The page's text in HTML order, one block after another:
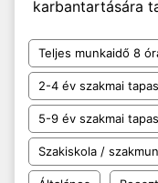
karbantartására
Teljes munkaidő 8
2-4 év szakmai
5-9 év szakmai
Szakiskola /